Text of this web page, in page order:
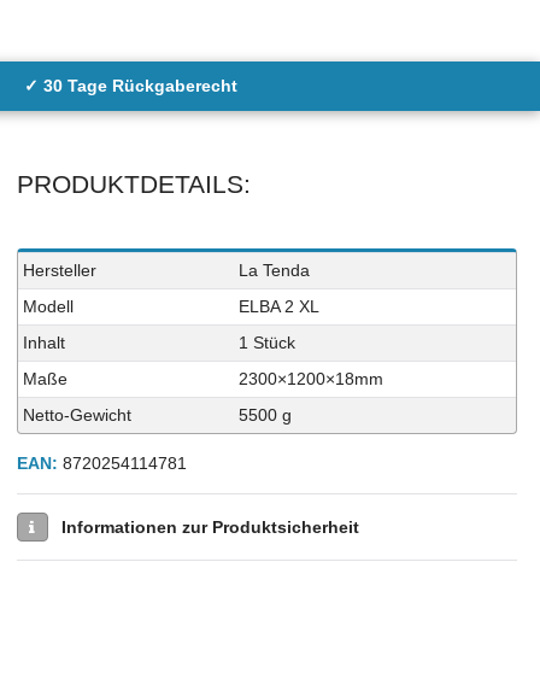
✓ 30 Tage Rückgaberecht
PRODUKTDETAILS:
Technisches
Merkmal
Wert
Hersteller
La Tenda
Modell
ELBA 2 XL
Inhalt
1 Stück
Maße
2300×1200×18mm
Netto-Gewicht
5500 g
EAN: 8720254114781
Informationen zur Produktsicherheit